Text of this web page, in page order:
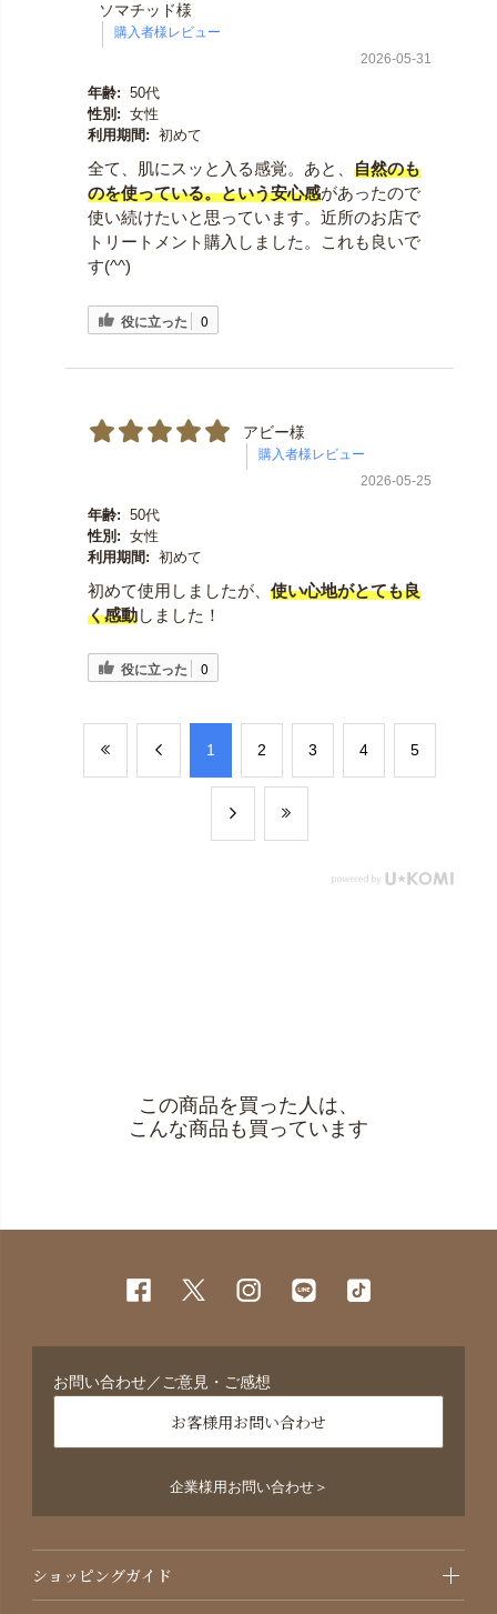
ソマチッド様
2026-05-31
年齢: 50代
性別: 女性
利用期間: 初めて
全て、肌にスッと入る感覚。あと、 自然のも
のを使っている。という安心感があったので
使い続けたいと思っています。近所のお店で
トリートメント購入しました。これも良いで
す(^^)
役に立った 0
アビー様
2026-05-25
年齢: 50代
性別: 女性
利用期間: 初めて
初めて使用しましたが、 使い心地がとても良
く感動しました！
役に立った 0
​1 ​2 ​3 ​4 ​5
この商品を買った人は、
こんな商品も買っています
お問い合わせ／ご意見・ご感想
お客様用お問い合わせ
企業様用お問い合わせ＞
ショッピングガイド